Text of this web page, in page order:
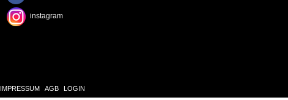
instagram
IMPRESSUM AGB LOGIN